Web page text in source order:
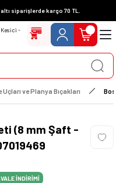
siparişlerde kargo 70 TL.
Uçları ve Planya Bıçakları
(8 mm Şaft -
İNDİRİMİ